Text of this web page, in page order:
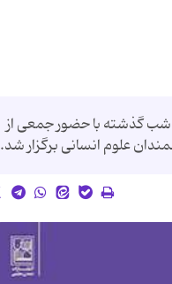
شب گذشته با حضور جمعی از
علوم انسانی برگزار شد.